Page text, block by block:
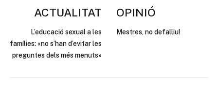
ACTUALITAT
L’educació sexual a les
famílies: «no s’han d’evitar les
preguntes dels més menuts»
OPINIÓ
Mestres, no defalliu!